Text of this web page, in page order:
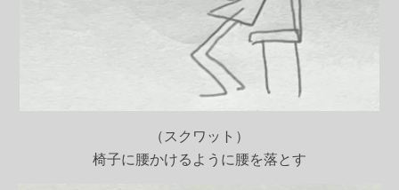
（スクワット）
椅子に腰かけるように腰を落とす